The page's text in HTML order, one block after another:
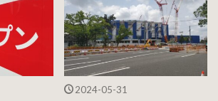
2024-05-31